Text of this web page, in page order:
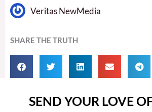
Veritas NewMedia
SHARE THE TRUTH
SEND YOUR LOVE